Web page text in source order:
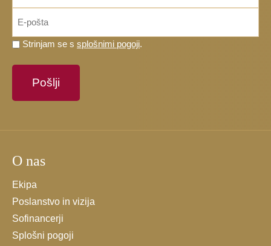
Prosimo,
strinjate
*
Strinjam se s splošnimi pogoji.
O nas
Ekipa
Poslanstvo in vizija
Sofinancerji
Splošni pogoji